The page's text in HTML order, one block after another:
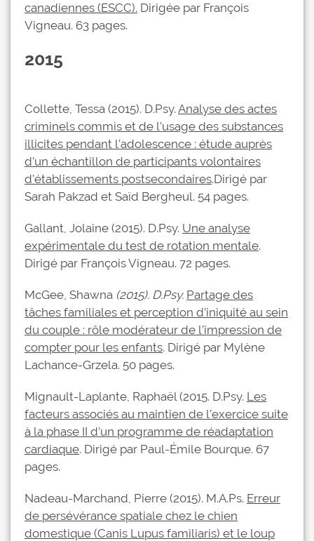
canadiennes (ESCC). Dirigée par François
Vigneau. 63 pages.
2015
Collette, Tessa (2015). D.Psy. Analyse des actes
criminels commis et de l’usage des substances
illicites pendant l’adolescence : étude auprès
d’un échantillon de participants volontaires
d’établissements postsecondaires.Dirigé par
Sarah Pakzad et Saïd Bergheul. 54 pages.
Gallant, Jolaine (2015). D.Psy. Une analyse
expérimentale du test de rotation mentale.
Dirigé par François Vigneau. 72 pages.
McGee, Shawna (2015). D.Psy. Partage des
tâches familiales et perception d’iniquité au sein
du couple : rôle modérateur de l’impression de
compter pour les enfants. Dirigé par Mylène
Lachance-Grzela. 50 pages.
Mignault-Laplante, Raphaël (2015. D.Psy. Les
facteurs associés au maintien de l’exercice suite
à la phase II d’un programme de réadaptation
cardiaque. Dirigé par Paul-Émile Bourque. 67
pages.
Nadeau-Marchand, Pierre (2015). M.A.Ps. Erreur
de persévérance spatiale chez le chien
domestique (Canis Lupus familiaris) et le loup